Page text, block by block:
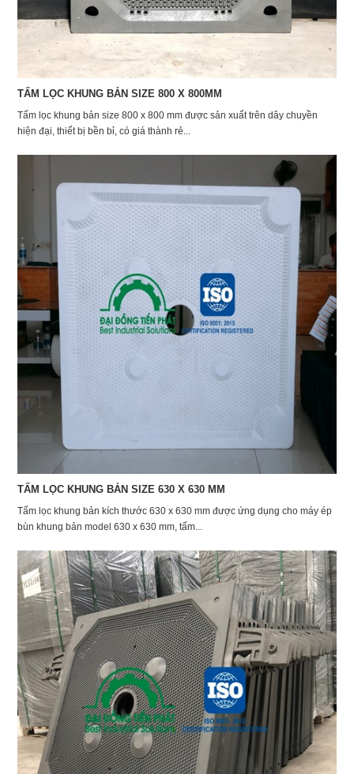
TẤM LỌC KHUNG BẢN SIZE 800 X 800MM
Tấm lọc khung bản size 800 x 800 mm được sản xuất trên dây chuyền
hiện đại, thiết bị bền bỉ, có giá thành rẻ...
TẤM LỌC KHUNG BẢN SIZE 630 X 630 MM
Tấm lọc khung bản kích thước 630 x 630 mm được ứng dụng cho máy ép
bùn khung bản model 630 x 630 mm, tấm...